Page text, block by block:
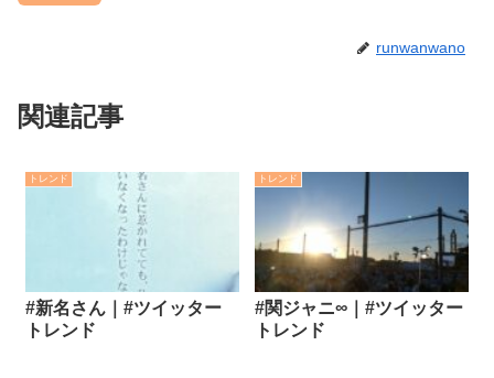
runwanwano
関連記事
トレンド
#新名さん｜#ツイッター
トレンド
トレンド
#関ジャニ∞｜#ツイッター
トレンド